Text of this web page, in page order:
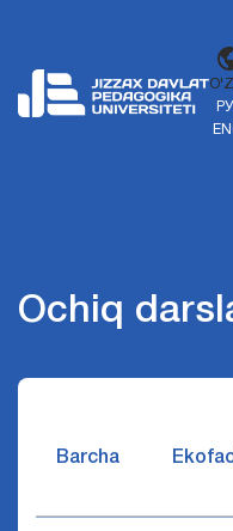
Ochiq
Barcha